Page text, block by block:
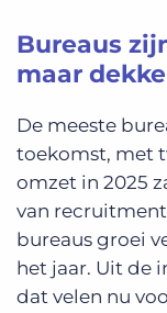
Bureaus
maar
De meeste
toekomst, met
omzet in 2025
van
bureaus groei
het jaar. Uit de
dat velen nu